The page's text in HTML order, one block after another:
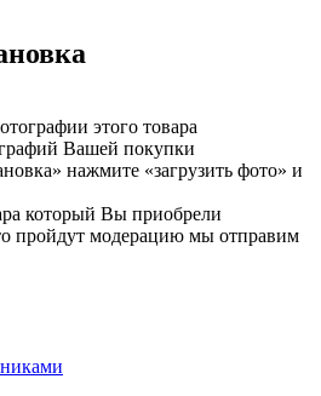
этого товара
Вашей покупки
нажмите «загрузить фото» и
который Вы приобрели
пройдут модерацию мы отправим